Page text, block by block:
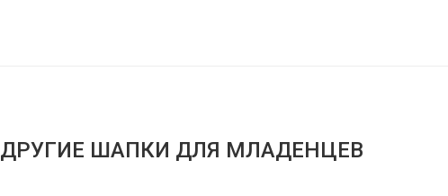
ДРУГИЕ ШАПКИ ДЛЯ МЛАДЕНЦЕВ